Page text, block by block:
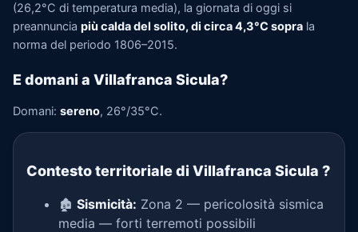
(26,2°C di temperatura media), la giornata di oggi si
preannuncia più calda del solito, di circa 4,3°C sopra la
norma del periodo 1806–2015.
E domani a Villafranca Sicula?
Domani: sereno, 26°/35°C.
Contesto territoriale di Villafranca Sicula ?
🏚️ Sismicità: Zona 2 — pericolosità sismica
media — forti terremoti possibili